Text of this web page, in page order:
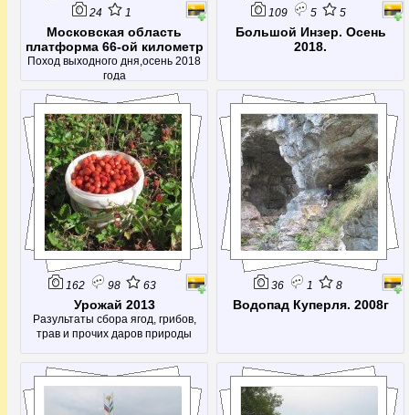
24 1
Московская область
платформа 66-ой километр
Поход выходного дня,осень 2018
года
109 5 5
Большой Инзер. Осень
2018.
162 98 63
Урожай 2013
Разультаты сбора ягод, грибов,
трав и прочих даров природы
36 1 8
Водопад Куперля. 2008г